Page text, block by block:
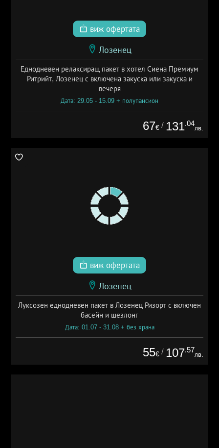
виж офертата
Лозенец
Еднодневен релаксиращ пакет в хотел Сиена Премиум
Ритрийт, Лозенец с включена закуска или закуска и
вечеря
Дата: 29.05 - 15.09 + полупансион
67€ / 131.04
лв.
виж офертата
Лозенец
Луксозен еднодневен пакет в Лозенец Ризорт с включен
басейн и шезлонг
Дата: 01.07 - 31.08 + без храна
55€ / 107.57
лв.